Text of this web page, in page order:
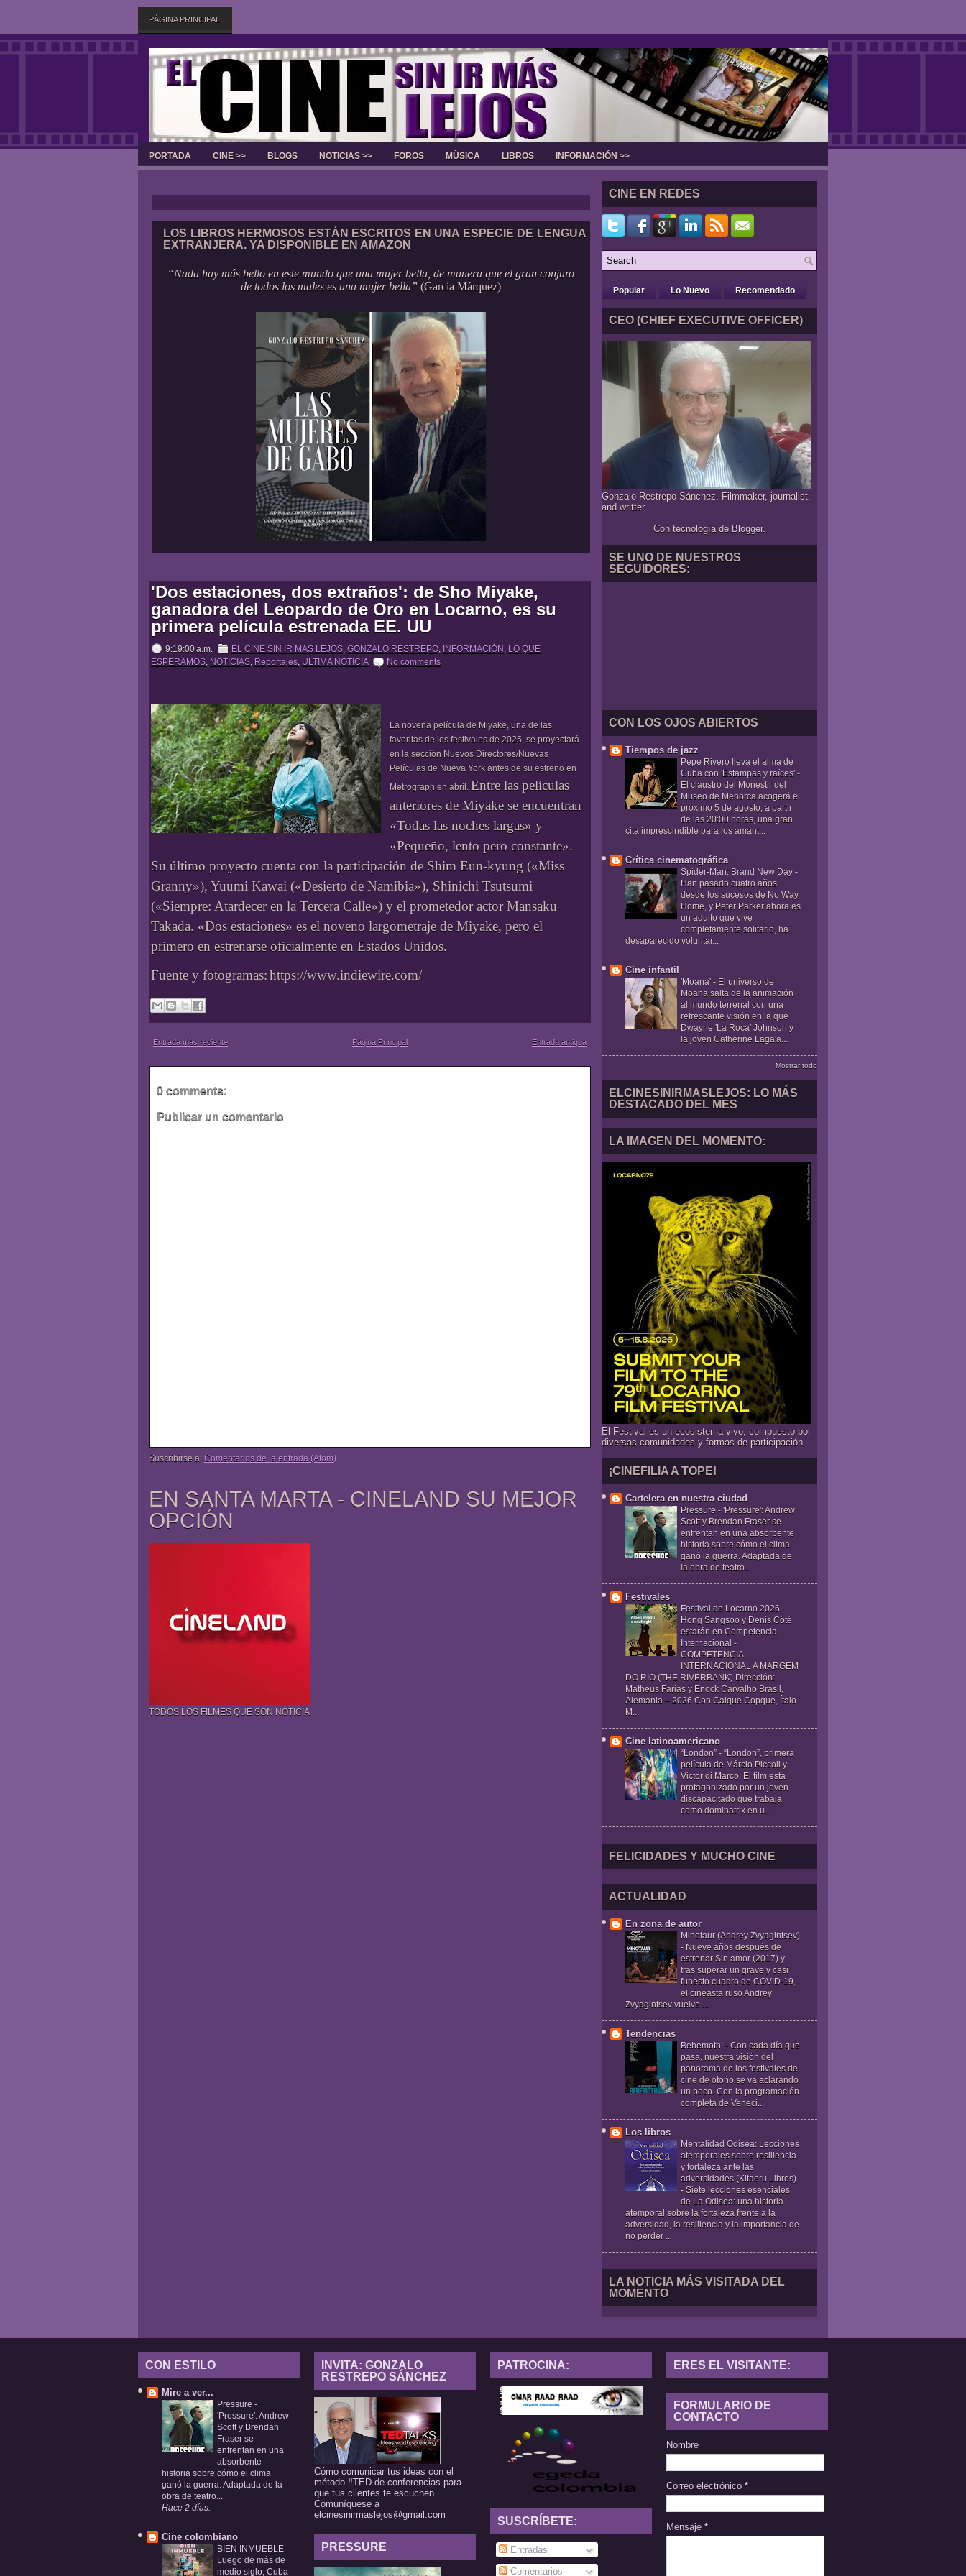
PÁGINA PRINCIPAL
PORTADA CINE >> BLOGS NOTICIAS >> FOROS MÙSICA LIBROS INFORMACIÓN >>
LOS LIBROS HERMOSOS ESTÁN ESCRITOS EN UNA ESPECIE DE LENGUA
EXTRANJERA. YA DISPONIBLE EN AMAZON
“Nada hay más bello en este mundo que una mujer bella, de manera que el gran conjuro
de todos los males es una mujer bella” (García Márquez)
'Dos estaciones, dos extraños': de Sho Miyake,
ganadora del Leopardo de Oro en Locarno, es su
primera película estrenada EE. UU
9:19:00 a.m. EL CINE SIN IR MAS LEJOS, GONZALO RESTREPO, INFORMACIÓN , LO QUE
ESPERAMOS, NOTICIAS, Reportajes, ULTIMA NOTICIA No comments
La novena película de Miyake, una de las
favoritas de los festivales de 2025, se proyectará
en la sección Nuevos Directores/Nuevas
Películas de Nueva York antes de su estreno en
Metrograph en abril. Entre las películas
anteriores de Miyake se encuentran
«Todas las noches largas» y
«Pequeño, lento pero constante».
Su último proyecto cuenta con la participación de Shim Eun-kyung («Miss
Granny»), Yuumi Kawai («Desierto de Namibia»), Shinichi Tsutsumi
(«Siempre: Atardecer en la Tercera Calle») y el prometedor actor Mansaku
Takada. «Dos estaciones» es el noveno largometraje de Miyake, pero el
primero en estrenarse oficialmente en Estados Unidos.
Fuente y fotogramas:https://www.indiewire.com/
Entrada más reciente Entrada antigua
Página Principal
0 comments:
Publicar un comentario
Suscribirse a: Comentarios de la entrada (Atom)
EN SANTA MARTA - CINELAND SU MEJOR
OPCIÓN
TODOS LOS FILMES QUE SON NOTICIA
CINE EN REDES
Popular Lo Nuevo Recomendado
CEO (CHIEF EXECUTIVE OFFICER)
Gonzalo Restrepo Sánchez. Filmmaker, journalist,
and writter
Con tecnología de Blogger.
SE UNO DE NUESTROS
SEGUIDORES:
CON LOS OJOS ABIERTOS
Tiempos de jazz
Pepe Rivero lleva el alma de
Cuba con 'Estampas y raíces' -
El claustro del Monestir del
Museo de Menorca acogerá el
próximo 5 de agosto, a partir
de las 20:00 horas, una gran
cita imprescindible para los amant...
Crítica cinematográfica
Spider-Man: Brand New Day -
Han pasado cuatro años
desde los sucesos de No Way
Home, y Peter Parker ahora es
un adulto que vive
completamente solitario, ha
desaparecido voluntar...
Cine infantil
'Moana' - El universo de
Moana salta de la animación
al mundo terrenal con una
refrescante visión en la que
Dwayne 'La Roca' Johnson y
la joven Catherine Laga'a...
Mostrar todo
ELCINESINIRMASLEJOS: LO MÁS
DESTACADO DEL MES
LA IMAGEN DEL MOMENTO:
El Festival es un ecosistema vivo, compuesto por
diversas comunidades y formas de participación
¡CINEFILIA A TOPE!
Cartelera en nuestra ciudad
Pressure - 'Pressure': Andrew
Scott y Brendan Fraser se
enfrentan en una absorbente
historia sobre cómo el clima
ganó la guerra. Adaptada de
la obra de teatro...
Festivales
Festival de Locarno 2026:
Hong Sangsoo y Denis Côté
estarán en Competencia
Internacional -
COMPETENCIA
INTERNACIONAL A MARGEM
DO RIO (THE RIVERBANK) Dirección:
Matheus Farias y Enock Carvalho Brasil,
Alemania – 2026 Con Caique Copque, Ítalo
M...
Cine latinoamericano
“London” - “London”, primera
película de Márcio Piccoli y
Victor di Marco. El film está
protagonizado por un joven
discapacitado que trabaja
como dominatrix en u...
FELICIDADES Y MUCHO CINE
ACTUALIDAD
En zona de autor
Minotaur (Andrey Zvyagintsev)
- Nueve años después de
estrenar Sin amor (2017) y
tras superar un grave y casi
funesto cuadro de COVID-19,
el cineasta ruso Andrey
Zvyagintsev vuelve ...
Tendencias
Behemoth! - Con cada día que
pasa, nuestra visión del
panorama de los festivales de
cine de otoño se va aclarando
un poco. Con la programación
completa de Veneci...
Los libros
Mentalidad Odisea: Lecciones
atemporales sobre resiliencia
y fortaleza ante las
adversidades (Kitaeru Libros)
- Siete lecciones esenciales
de La Odisea: una historia
atemporal sobre la fortaleza frente a la
adversidad, la resiliencia y la importancia de
no perder ...
LA NOTICIA MÁS VISITADA DEL
MOMENTO
CON ESTILO
Mire a ver...
Pressure -
'Pressure': Andrew
Scott y Brendan
Fraser se
enfrentan en una
absorbente
historia sobre cómo el clima
ganó la guerra. Adaptada de la
obra de teatro...
Hace 2 días.
Cine colombiano
BIEN INMUEBLE -
Luego de más de
medio siglo, Cuba
INVITA: GONZALO
RESTREPO SÁNCHEZ
Cómo comunicar tus ideas con el
método #TED de conferencias para
que tus clientes te escuchen.
Comuníquese a
elcinesinirmaslejos@gmail.com
PRESSURE
PATROCINA:
SUSCRÍBETE:
Entradas
Comentarios
ERES EL VISITANTE:
FORMULARIO DE
CONTACTO
Nombre
Correo electrónico *
Mensaje *